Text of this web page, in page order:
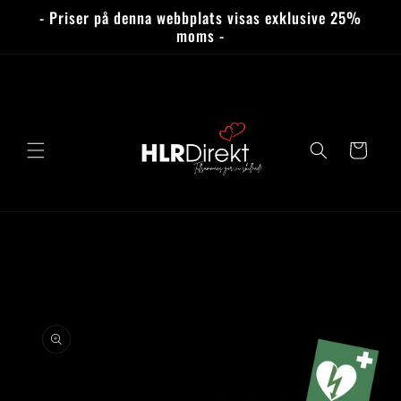
vidare
- Priser på denna webbplats visas exklusive 25%
moms -
Varukorg